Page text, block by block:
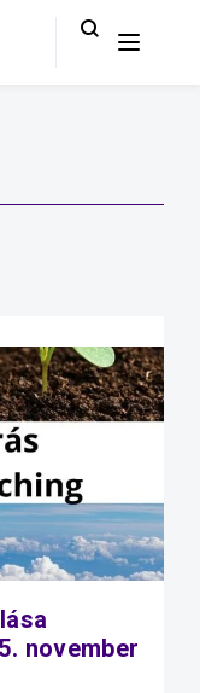
november